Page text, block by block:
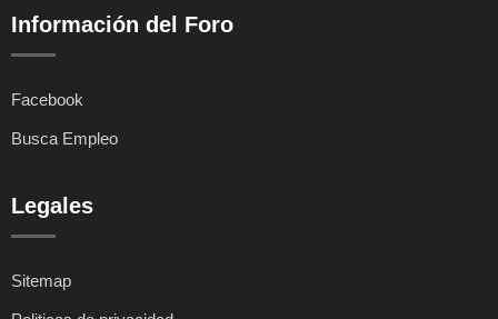
Información del Foro
Facebook
Busca Empleo
Legales
Sitemap